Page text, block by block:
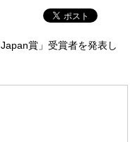
賞」受賞者を発表し